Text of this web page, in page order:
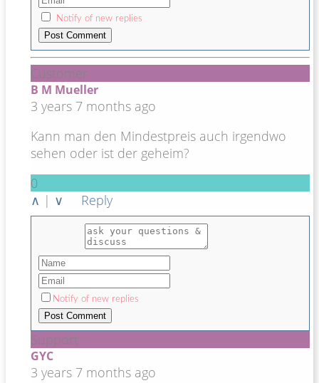
Notify of new replies
Customer
B M Mueller
3 years 7 months ago
Kann man den Mindestpreis auch irgendwo
sehen oder ist der geheim?
0
∧ | ∨ Reply
Notify of new replies
Support
GYC
3 years 7 months ago